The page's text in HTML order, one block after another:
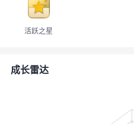
者
活跃之星
成长雷达